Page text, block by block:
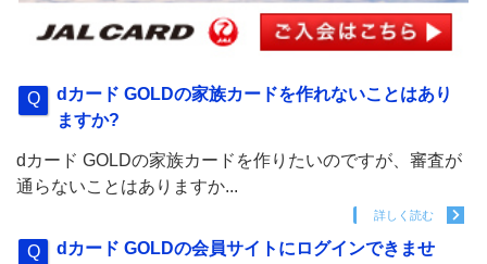
dカード GOLDの家族カードを作れないことはあり
ますか?
dカード GOLDの家族カードを作りたいのですが、審査が
通らないことはありますか...
詳しく読む
dカード GOLDの会員サイトにログインできませ